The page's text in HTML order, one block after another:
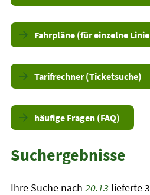
Fahrpläne (für einzelne
Tarifrechner (Ticketsuche)
häufige Fragen (FAQ)
Suchergebnisse
Ihre Suche nach 20.13lieferte